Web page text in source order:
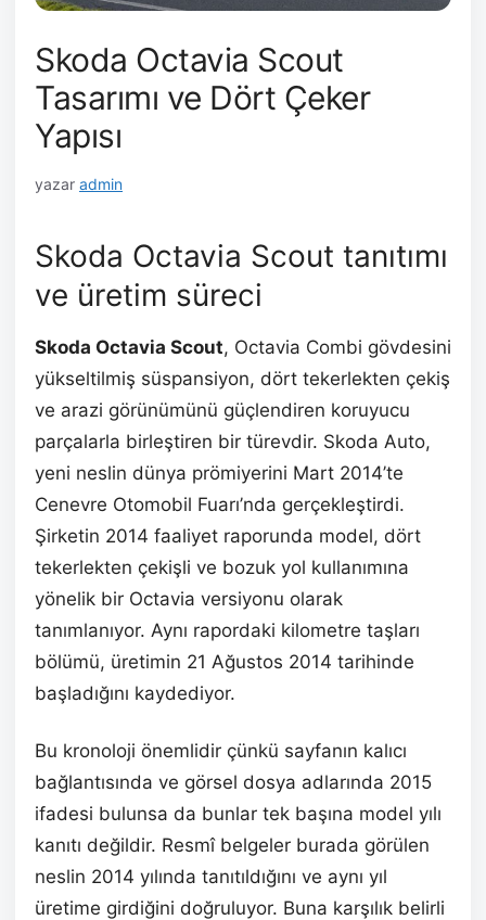
Skoda Octavia Scout
Tasarımı ve Dört Çeker
Yapısı
yazar admin
Skoda Octavia Scout tanıtımı
ve üretim süreci
Skoda Octavia Scout, Octavia Combi gövdesini
yükseltilmiş süspansiyon, dört tekerlekten çekiş
ve arazi görünümünü güçlendiren koruyucu
parçalarla birleştiren bir türevdir. Skoda Auto,
yeni neslin dünya prömiyerini Mart 2014’te
Cenevre Otomobil Fuarı’nda gerçekleştirdi.
Şirketin 2014 faaliyet raporunda model, dört
tekerlekten çekişli ve bozuk yol kullanımına
yönelik bir Octavia versiyonu olarak
tanımlanıyor. Aynı rapordaki kilometre taşları
bölümü, üretimin 21 Ağustos 2014 tarihinde
başladığını kaydediyor.
Bu kronoloji önemlidir çünkü sayfanın kalıcı
bağlantısında ve görsel dosya adlarında 2015
ifadesi bulunsa da bunlar tek başına model yılı
kanıtı değildir. Resmî belgeler burada görülen
neslin 2014 yılında tanıtıldığını ve aynı yıl
üretime girdiğini doğruluyor. Buna karşılık belirli